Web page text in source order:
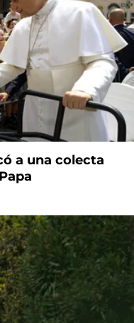
a una colecta